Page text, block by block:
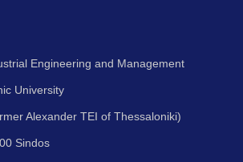
Engineering and Management
University
Alexander TEI of Thessaloniki)
Sindos